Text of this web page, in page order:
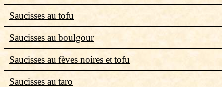
Saucisses au tofu
Saucisses au boulgour
Saucisses au fèves noires et tofu
Saucisses au taro